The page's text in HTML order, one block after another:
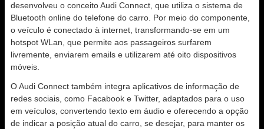
desenvolveu o conceito Audi Connect, que utiliza o sistema de
Bluetooth online do telefone do carro. Por meio do componente,
o veículo é conectado à internet, transformando-se em um
hotspot WLan, que permite aos passageiros surfarem
livremente, enviarem emails e utilizarem até oito dispositivos
móveis.
O Audi Connect também integra aplicativos de informação de
redes sociais, como Facabook e Twitter, adaptados para o uso
em veículos, convertendo texto em áudio e oferecendo a opção
de indicar a posição atual do carro, se desejar, para manter os